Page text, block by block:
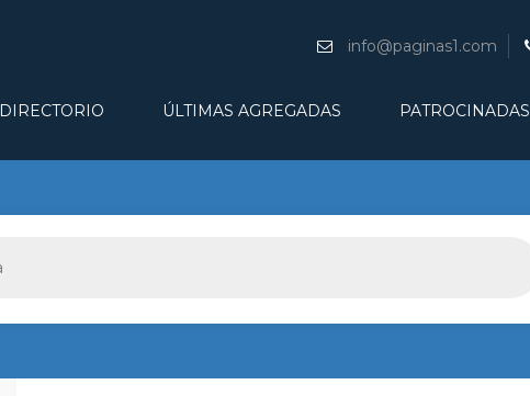
info@paginas1.com
DIRECTORIO ÚLTIMAS AGREGADAS PATROCINADAS